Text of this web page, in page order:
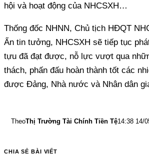
hội và hoạt động của NHCSXH…
Thống đốc NHNN, Chủ tịch HĐQT
Ấn tin tưởng, NHCSXH sẽ tiếp tục
tựu đã đạt được, nỗ lực vượt qua
thách, phấn đấu hoàn thành tốt các
được Đảng, Nhà nước và Nhân dân
TheoThị Trường Tài Chính Tiền Tệ14:38 14/
CHIA SẺ BÀI VIẾT